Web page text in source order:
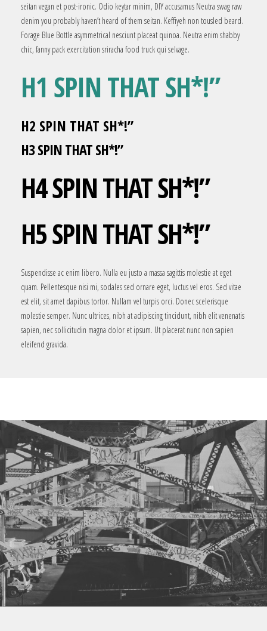
seitan vegan et post-ironic. Odio keytar minim, DIY accusamus Neutra swag raw
denim you probably haven’t heard of them seitan. Keffiyeh non tousled beard.
Forage Blue Bottle asymmetrical nesciunt placeat quinoa. Neutra enim shabby
chic, fanny pack exercitation sriracha food truck qui selvage.
H1 SPIN THAT SH*!”
H2 SPIN THAT SH*!”
H3 SPIN THAT SH*!”
H4 SPIN THAT SH*!”
H5 SPIN THAT SH*!”
Suspendisse ac enim libero. Nulla eu justo a massa sagittis molestie at eget
quam. Pellentesque nisi mi, sodales sed ornare eget, luctus vel eros. Sed vitae
est elit, sit amet dapibus tortor. Nullam vel turpis orci. Donec scelerisque
molestie semper. Nunc ultrices, nibh at adipiscing tincidunt, nibh elit venenatis
sapien, nec sollicitudin magna dolor et ipsum. Ut placerat nunc non sapien
eleifend gravida.